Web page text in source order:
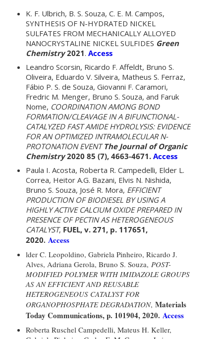
K. F. Ulbrich, B. S. Souza, C. E. M. Campos,
SYNTHESIS OF N-HYDRATED NICKEL
SULFATES FROM MECHANICALLY ALLOYED
NANOCRYSTALINE NICKEL SULFIDES Green
Chemistry2021.Access
Leandro Scorsin, Ricardo F. Affeldt, Bruno S.
Oliveira, Eduardo V. Silveira, Matheus S. Ferraz,
Fábio P. S. de Souza, Giovanni F. Caramori,
Fredric M. Menger, Bruno S. Souza, and Faruk
Nome, COORDINATION AMONG BOND
FORMATION/CLEAVAGE IN A BIFUNCTIONAL-
CATALYZED FAST AMIDE HYDROLYSIS: EVIDENCE
FOR AN OPTIMIZED INTRAMOLECULAR N-
PROTONATION EVENT The Journal of Organic
Chemistry2020 85 (7), 4663-4671.Access
Paula I. Acosta, Roberta R. Campedelli, Elder L.
Correa, Heitor A.G. Bazani, Elvis N. Nishida,
Bruno S. Souza, José R. Mora, EFFICIENT
PRODUCTION OF BIODIESEL BY USING A
HIGHLY ACTIVE CALCIUM OXIDE PREPARED IN
PRESENCE OF PECTIN AS HETEROGENEOUS
CATALYST, FUEL, v. 271, p. 117651,
2020.Access
lder C. Leopoldino, Gabriela Pinheiro, Ricardo J.
Alves, Adriana Gerola, Bruno S. Souza, POST-
MODIFIED POLYMER WITH IMIDAZOLE GROUPS
AS AN EFFICIENT AND REUSABLE
HETEROGENEOUS CATALYST FOR
ORGANOPHOSPHATE DEGRADATION, Materials
Today Communications, p. 101904, 2020. Access
Roberta Ruschel Campedelli, Mateus H. Keller,